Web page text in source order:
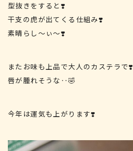
型抜きをすると❣️
干支の虎が出てくる仕組み❣️
素晴らし〜ぃ〜❣️
またお味も上品で大人のカステラで❣️
唇が腫れそうな‥🤣
今年は運気も上がります❣️